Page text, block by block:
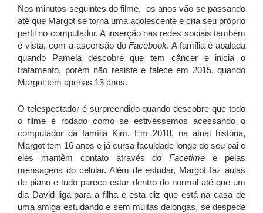
Nos minutos seguintes do filme, os anos vão se passando
até que Margot se torna uma adolescente e cria seu próprio
perfil no computador. A inserção nas redes sociais também
é vista, com a ascensão doFacebook. A família é abalada
quando Pamela descobre que tem câncer e inicia o
tratamento, porém não resiste e falece em 2015, quando
Margot tem apenas 13 anos.
O telespectador é surpreendido quando descobre que todo
o filme é rodado como se estivéssemos acessando o
computador da família Kim. Em 2018, na atual história,
Margot tem 16 anos e já cursa faculdade longe de seu pai e
eles mantêm contato através doFacetime e pelas
mensagens do celular. Além de estudar, Margot faz aulas
de piano e tudo parece estar dentro do normal até que um
dia David liga para a filha e esta diz que está na casa de
uma amiga estudando e sem muitas delongas, se despede